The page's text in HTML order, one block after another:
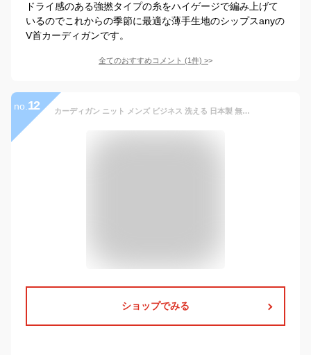
ドライ感のある強撚タイプの糸をハイゲージで編み上げて
いるのでこれからの季節に最適な薄手生地のシップスanyの
V首カーディガンです。
全てのおすすめコメント (1件) >
no. 12 カーディガン ニット メンズ ビジネス 洗える 日本製 無地 前開き ボタン ニットカーディガン 男性 長袖 カジュアル ウール混 春 秋冬 シンプル ベーシック 防寒 着回し 通勤 M L LL
ショップでみる